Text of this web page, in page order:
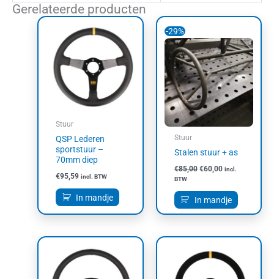
Gerelateerde producten
Stuur
QSP Lederen
sportstuur –
70mm diep
€95,59 incl. BTW
In mandje
-29%
Stuur
Stalen stuur + as
€85,00
was:
€85,00.
€60,00
is:
€60,00.
incl.
BTW
In mandje